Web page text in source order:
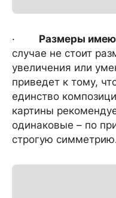
· Размеры
случае не стоит
увеличения или
приведет к тому,
единство
картины
одинаковые – по
строгую